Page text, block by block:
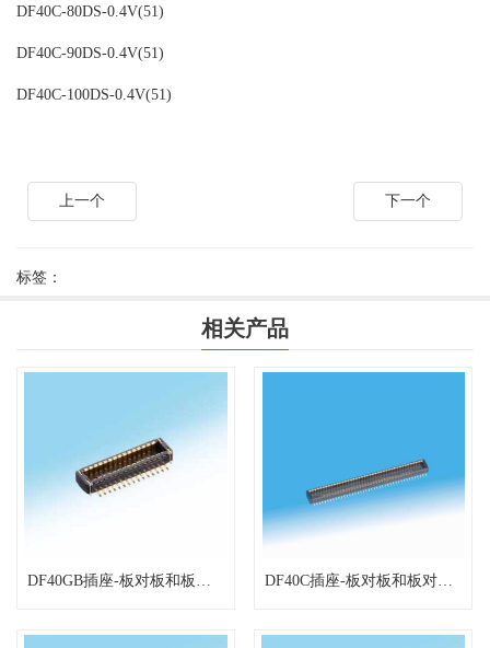
DF40C-80DS-0.4V(51)
DF40C-90DS-0.4V(51)
DF40C-100DS-0.4V(51)
上一个 下一个
标签：
相关产品
DF40GB插座-板对板和板对FPC连接器 DF40C插座-板对板和板对FPC连接器